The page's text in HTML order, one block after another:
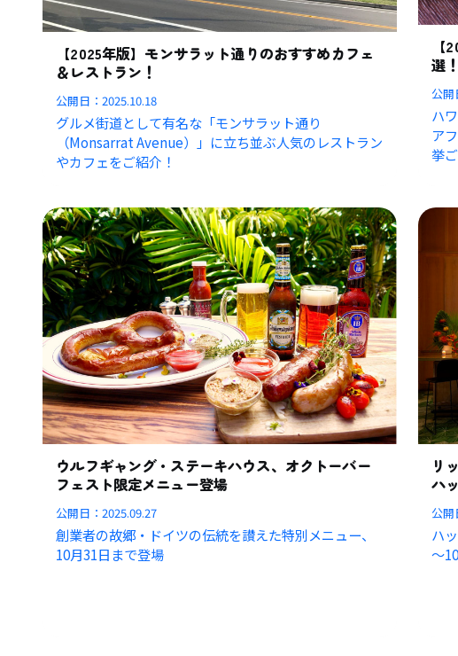
【2025年版】モンサラット通りのおすすめカフェ
＆レストラン！
公開日：2025.10.18
グルメ街道として有名な「モンサラット通り
（Monsarrat Avenue）」に立ち並ぶ人気のレストラン
やカフェをご紹介！
選
公
ハ
ア
挙
ウルフギャング・ステーキハウス、オクトーバー
フェスト限定メニュー登場
公開日：2025.09.27
創業者の故郷・ドイツの伝統を讃えた特別メニュー、
10月31日まで登場
リ
ハ
公
ハ
～